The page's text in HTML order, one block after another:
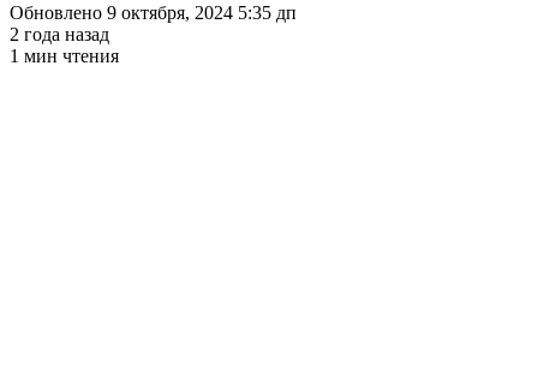
Обновлено 9 октября, 2024 5:35 дп
2 года назад
1 мин чтения